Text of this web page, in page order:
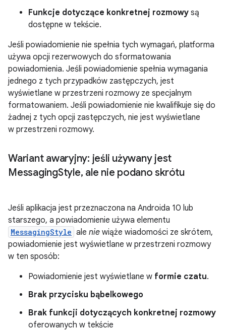
Funkcje dotyczące konkretnej rozmowy są
dostępne w tekście.
Jeśli powiadomienie nie spełnia tych wymagań, platforma
używa opcji rezerwowych do sformatowania
powiadomienia. Jeśli powiadomienie spełnia wymagania
jednego z tych przypadków zastępczych, jest
wyświetlane w przestrzeni rozmowy ze specjalnym
formatowaniem. Jeśli powiadomienie nie kwalifikuje się do
żadnej z tych opcji zastępczych, nie jest wyświetlane
w przestrzeni rozmowy.
Wariant awaryjny: jeśli używany jest
MessagingStyle, ale nie podano skrótu
Jeśli aplikacja jest przeznaczona na Androida 10 lub
starszego, a powiadomienie używa elementu
MessagingStyle ale nie wiąże wiadomości ze skrótem,
powiadomienie jest wyświetlane w przestrzeni rozmowy
w ten sposób:
Powiadomienie jest wyświetlane w formie czatu.
Brak przycisku bąbelkowego
Brak funkcji dotyczących konkretnej rozmowy
oferowanych w tekście